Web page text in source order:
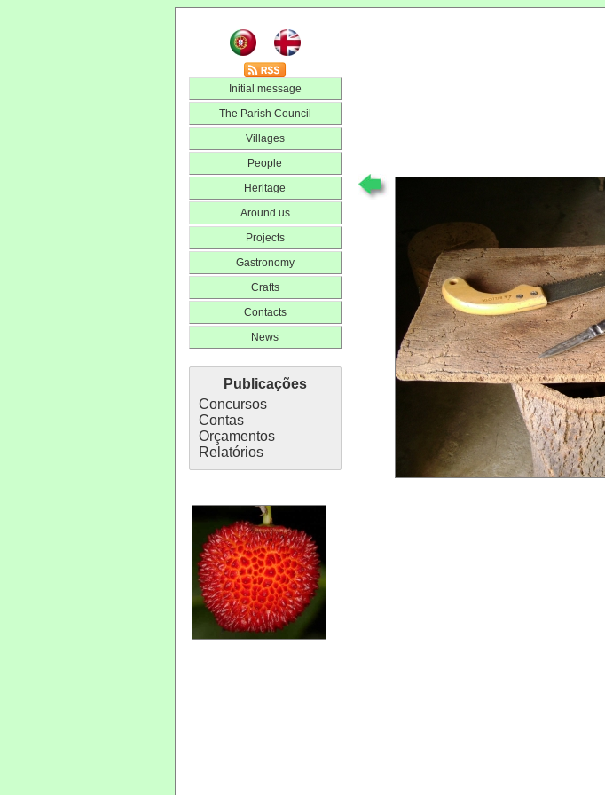
Initial message
The Parish Council
Villages
People
Heritage
Around us
Projects
Gastronomy
Crafts
Contacts
News
Publicações
Concursos
Contas
Orçamentos
Relatórios